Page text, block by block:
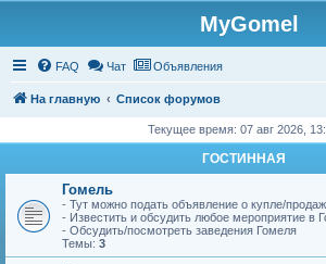
MyGomel
FAQ Чат Объявления
На главную Список форумов
Текущее время: 07 авг 2026,
ГОСТИННАЯ
Гомель
- Тут можно подать объявление о купле/
- Известить и обсудить любое мероприятие в
- Обсудить/посмотреть заведения Гомеля
Темы: 3